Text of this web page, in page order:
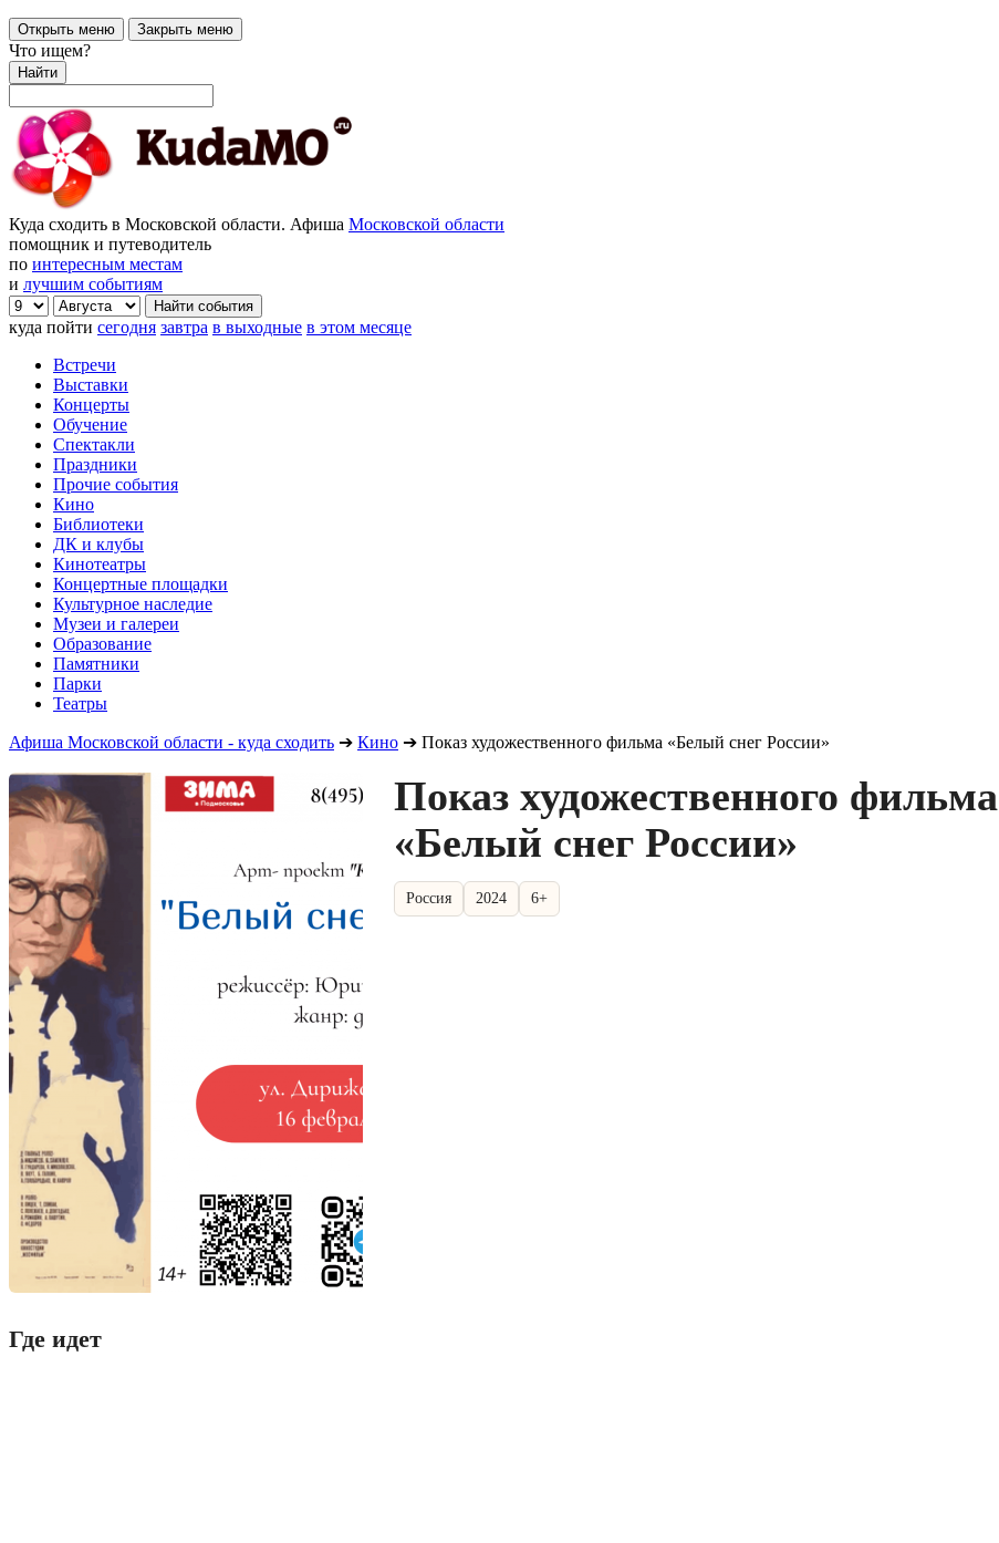
Открыть меню Закрыть меню
Что ищем?
Найти
Куда сходить в Московской области. Афиша Московской области
помощник и путеводитель
по интересным местам
и лучшим событиям
куда пойти сегодня завтра в выходные в этом месяце
Встречи
Выставки
Концерты
Обучение
Спектакли
Праздники
Прочие события
Кино
Библиотеки
ДК и клубы
Кинотеатры
Концертные площадки
Культурное наследие
Музеи и галереи
Образование
Памятники
Парки
Театры
Афиша Московской области - куда сходить ➔ Кино ➔ Показ художественного фильма «Белый снег России»
Показ художественного фильма
«Белый снег России»
Россия 2024 6+
Где идет